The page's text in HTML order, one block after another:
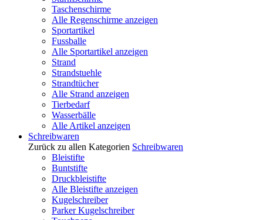
Taschenschirme
Alle Regenschirme anzeigen
Sportartikel
Fussballe
Alle Sportartikel anzeigen
Strand
Strandstuehle
Strandtücher
Alle Strand anzeigen
Tierbedarf
Wasserbälle
Alle Artikel anzeigen
Schreibwaren
Zurück zu allen Kategorien Schreibwaren
Bleistifte
Buntstifte
Druckbleistifte
Alle Bleistifte anzeigen
Kugelschreiber
Parker Kugelschreiber